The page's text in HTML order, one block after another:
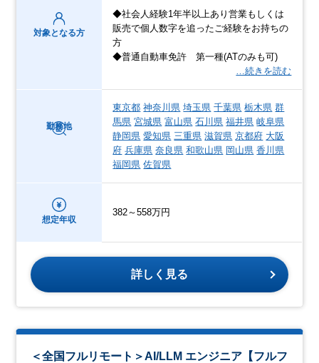
対象となる方
◆社会人経験1年半以上あり営業もしくは
販売で個人数字を追ったご経験をお持ちの
方
◆普通自動車免許 第一種(ATのみも可)
…続きを読む
勤務地
東京都 神奈川県 埼玉県 千葉県 栃木県 群
馬県 宮城県 富山県 石川県 福井県 岐阜県
静岡県 愛知県 三重県 滋賀県 京都府 大阪
府 兵庫県 奈良県 和歌山県 岡山県 香川県
福岡県 佐賀県
想定年収
382～558万円
詳しく見る
＜全国フルリモート＞AI/LLM エンジニア【フルフ